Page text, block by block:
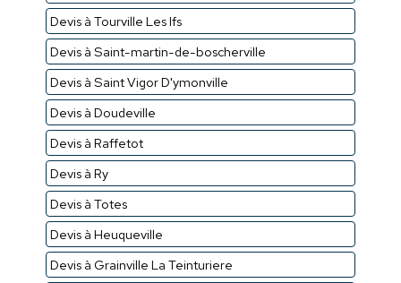
Devis à Tourville Les Ifs
Devis à Saint-martin-de-boscherville
Devis à Saint Vigor D'ymonville
Devis à Doudeville
Devis à Raffetot
Devis à Ry
Devis à Totes
Devis à Heuqueville
Devis à Grainville La Teinturiere